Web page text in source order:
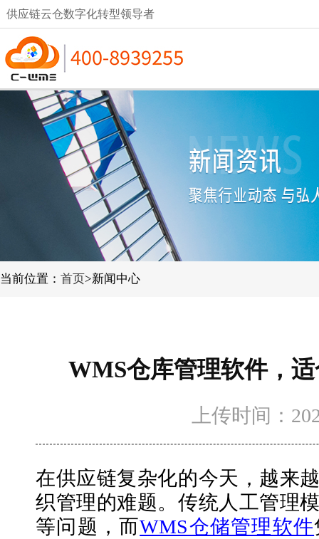
供应链云仓数字化转型领导者
当前位置： 首页>新闻中心
WMS仓库管理软件，
上传时间：
在供应链复杂化的今天，越来
织管理的难题。传统人工管理
等问题，而WMS仓储管理软件